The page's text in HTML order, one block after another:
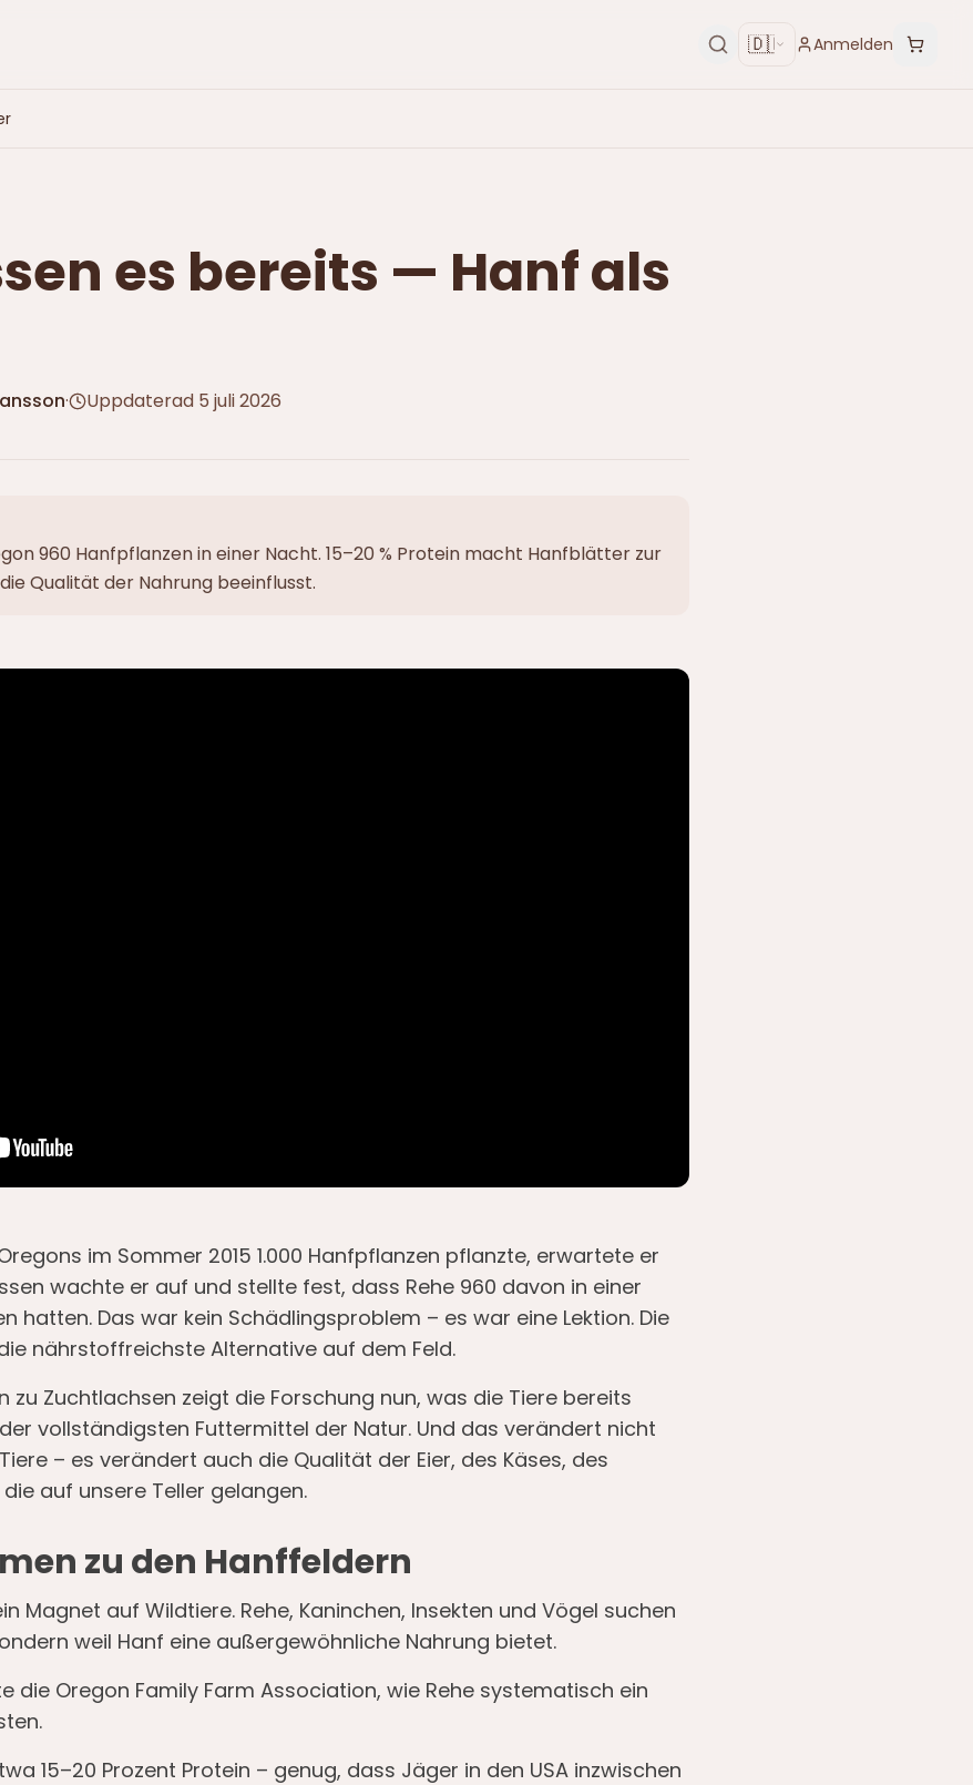
🇩🇪 Anmelden
es bereits — Hanf als
· Uppdaterad 5 juli 2026
960 Hanfpflanzen in einer Nacht. 15–20 % Protein macht Hanfblätter zur
Qualität der Nahrung beeinflusst.
im Sommer 2015 1.000 Hanfpflanzen pflanzte, erwartete er
wachte er auf und stellte fest, dass Rehe 960 davon in einer
hatten. Das war kein Schädlingsproblem – es war eine Lektion. Die
nährstoffreichste Alternative auf dem Feld.
zu Zuchtlachsen zeigt die Forschung nun, was die Tiere bereits
vollständigsten Futtermittel der Natur. Und das verändert nicht
– es verändert auch die Qualität der Eier, des Käses, des
auf unsere Teller gelangen.
zu den Hanffeldern
Magnet auf Wildtiere. Rehe, Kaninchen, Insekten und Vögel suchen
weil Hanf eine außergewöhnliche Nahrung bietet.
die Oregon Family Farm Association, wie Rehe systematisch ein
15–20 Prozent Protein – genug, dass Jäger in den USA inzwischen